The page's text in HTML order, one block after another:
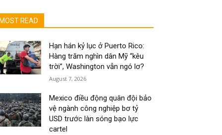
MOST READ
Hạn hán kỷ lục ở Puerto Rico:
Hàng trăm nghìn dân Mỹ “kêu
trời”, Washington vẫn ngó lơ?
August 7, 2026
Mexico điều động quân đội bảo
vệ ngành công nghiệp bơ tỷ
USD trước làn sóng bạo lực
cartel